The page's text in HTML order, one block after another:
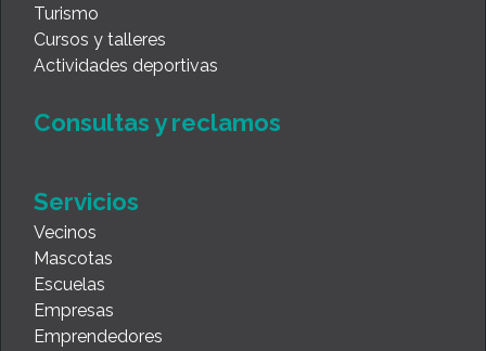
Turismo
Cursos y talleres
Actividades deportivas
Consultas y reclamos
Servicios
Vecinos
Mascotas
Escuelas
Empresas
Emprendedores